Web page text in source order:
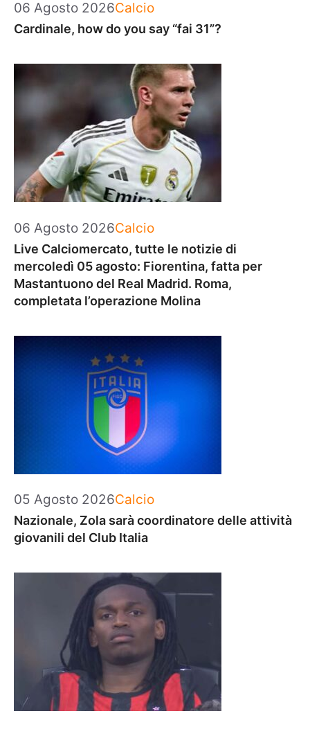
06 Agosto 2026Categorie
Calcio
Cardinale, how do you say “fai 31”?
06 Agosto 2026Categorie
Calcio
Live Calciomercato, tutte le notizie di
mercoledì 05 agosto: Fiorentina, fatta per
Mastantuono del Real Madrid. Roma,
completata l’operazione Molina
05 Agosto 2026Categorie
Calcio
Nazionale, Zola sarà coordinatore delle attività
giovanili del Club Italia